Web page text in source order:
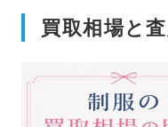
買取相場と